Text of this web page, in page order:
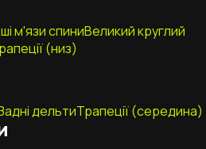
м'язи спиниВеликий круглий
(низ)
дельтиТрапеції (середина)